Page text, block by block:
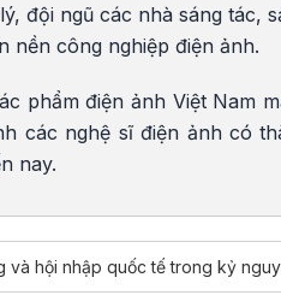
đội ngũ các nhà sáng tác,
nền công nghiệp điện ảnh.
phẩm điện ảnh Việt Nam
các nghệ sĩ điện ảnh có
nay.
và hội nhập quốc tế trong kỷ